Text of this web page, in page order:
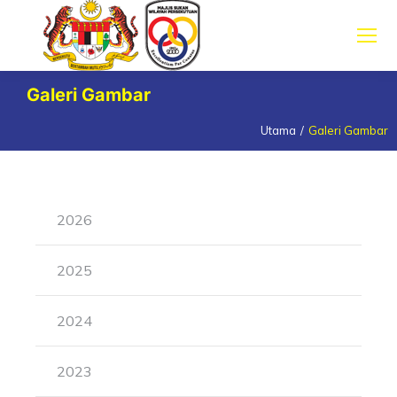
Galeri Gambar
Utama Galeri Gambar
2026
2025
2024
2023